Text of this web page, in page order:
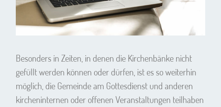
Besonders in Zeiten, in denen die Kirchenbänke nicht
gefüllt werden können oder dürfen, ist es so weiterhin
möglich, die Gemeinde am Gottesdienst und anderen
kircheninternen oder offenen Veranstaltungen teilhaben